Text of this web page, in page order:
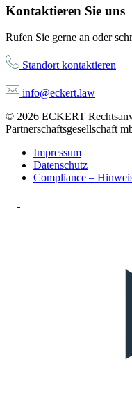
Kontaktieren Sie uns
Rufen Sie gerne an oder
Standort kontaktieren
info@eckert.law
© 2026 ECKERT
Partnerschaftsgesellschaft
Impressum
Datenschutz
Compliance –